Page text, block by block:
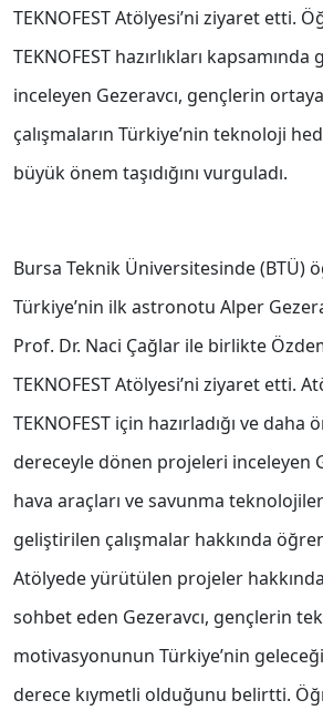
TEKNOFEST Atölyesi’ni ziyaret etti.
TEKNOFEST hazırlıkları
inceleyen Gezeravcı, gençlerin
çalışmaların Türkiye’nin teknoloji
büyük önem taşıdığını vurguladı.
Bursa Teknik Üniversitesinde (BTÜ)
Türkiye’nin ilk astronotu Alper
Prof. Dr. Naci Çağlar ile birlikte
TEKNOFEST Atölyesi’ni ziyaret etti.
TEKNOFEST için hazırladığı ve daha
dereceyle dönen projeleri inceleyen
hava araçları ve savunma
geliştirilen çalışmalar hakkında
Atölyede yürütülen projeler
sohbet eden Gezeravcı, gençlerin
motivasyonunun Türkiye’nin geleceği
derece kıymetli olduğunu belirtti.